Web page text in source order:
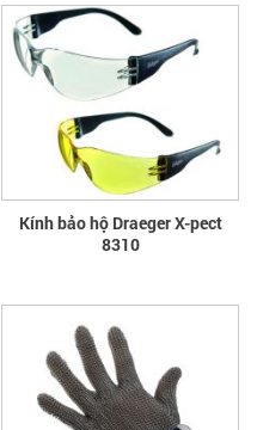
Kính bảo hộ Draeger X-pect
8310